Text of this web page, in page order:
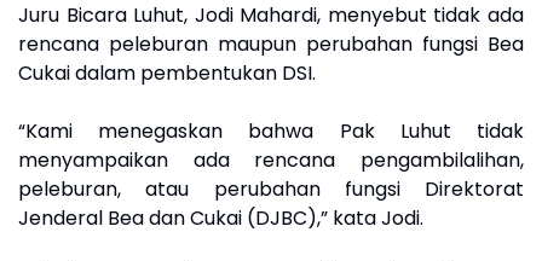
Juru Bicara Luhut, Jodi Mahardi, menyebut tidak ada
rencana peleburan maupun perubahan fungsi Bea
Cukai dalam pembentukan DSI.
“Kami menegaskan bahwa Pak Luhut tidak
menyampaikan ada rencana pengambilalihan,
peleburan, atau perubahan fungsi Direktorat
Jenderal Bea dan Cukai (DJBC),” kata Jodi.